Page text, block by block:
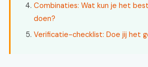
Combinaties: Wat kun je het
doen?
Verificatie-checklist: Doe jij het